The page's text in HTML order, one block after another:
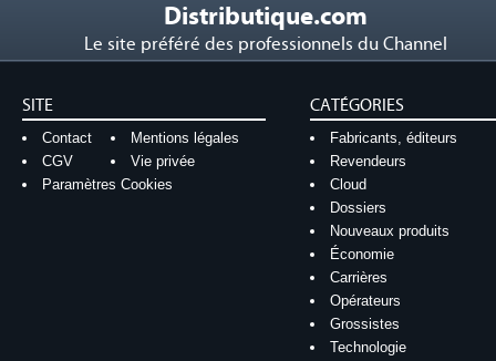
Distributique.com
Le site préféré des professionnels du Channel
SITE
Contact
Mentions légales
CGV
Vie privée
Paramètres Cookies
CATÉGORIES
Fabricants, éditeurs
Revendeurs
Cloud
Dossiers
Nouveaux produits
Économie
Carrières
Opérateurs
Grossistes
Technologie